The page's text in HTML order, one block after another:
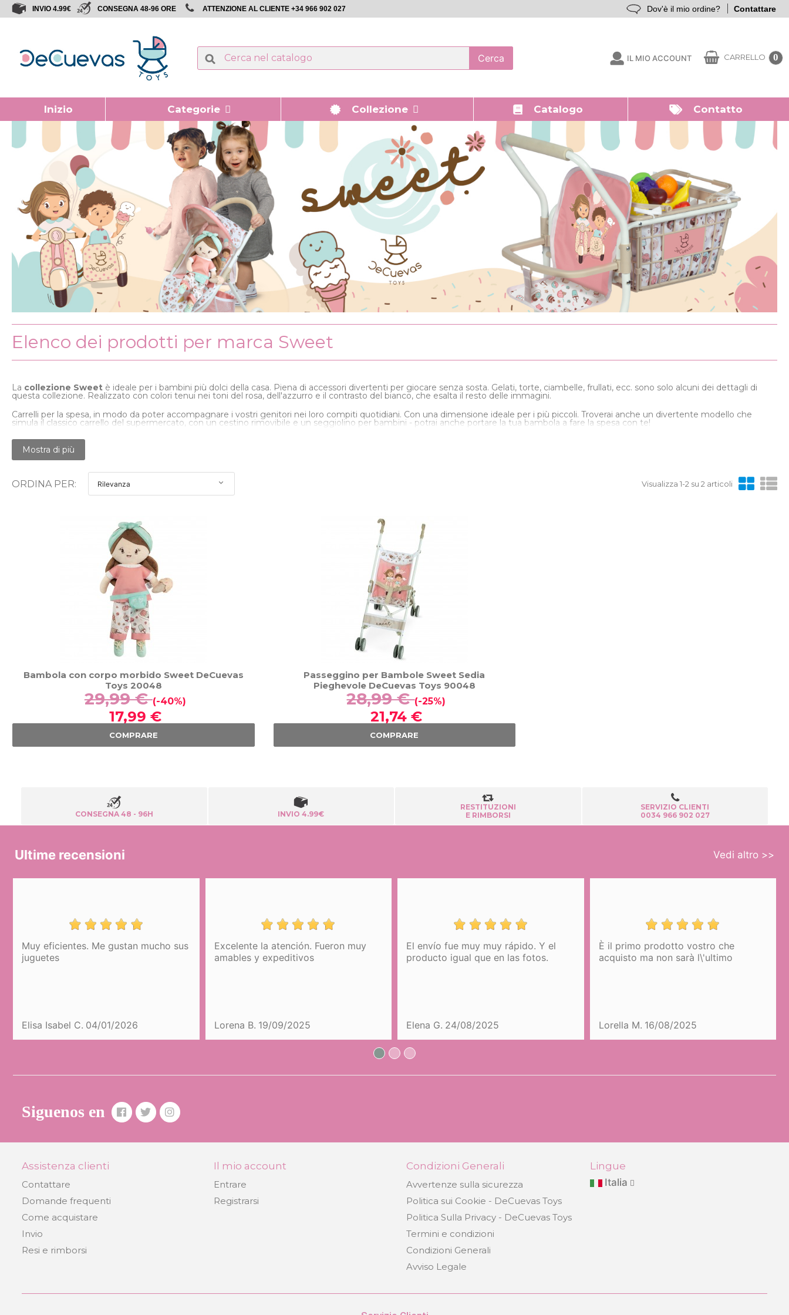
INVIO 4.99€ CONSEGNA 48-96 ORE ATTENZIONE AL CLIENTE +34 966 902 027 Dov'è il mio ordine? Contattare
Cerca IL MIO ACCOUNT CARRELLO 0
Inizio Categorie Collezione Catalogo Contatto
Elenco dei prodotti per marca Sweet
La collezione Sweet è ideale per i bambini più dolci della casa. Piena di accessori divertenti per giocare senza sosta. Gelati, torte, ciambelle, frullati, ecc. sono solo alcuni dei dettagli di
questa collezione. Realizzato con colori tenui nei toni del rosa, dell'azzurro e il contrasto del bianco, che esalta il resto delle immagini.
Carrelli per la spesa, in modo da poter accompagnare i vostri genitori nei loro compiti quotidiani. Con una dimensione ideale per i più piccoli. Troverai anche un divertente modello che
simula il classico carrello del supermercato, con un cestino rimovibile e un seggiolino per bambini - potrai anche portare la tua bambola a fare la spesa con te!
Carrozzine per bambole
hanno il loro design. Una carrozzina divertente con un design esclusivo e accessori che si possono usare al di fuori della carrozzina. Per esempio, il suo cestino, che può essere usato come
una casa per i vostri animali di peluche preferiti.
Mostra di più
ORDINA PER: Rilevanza  Visualizza 1-2 su 2 articoli
Bambola con corpo morbido Sweet DeCuevas
Toys 20048
29,99 €(-40%)
17,99 €
COMPRARE
Passeggino per Bambole Sweet Sedia
Pieghevole DeCuevas Toys 90048
28,99 €(-25%)
21,74 €
COMPRARE
CONSEGNA 48 - 96H INVIO 4.99€
RESTITUZIONI
E RIMBORSI
SERVIZIO CLIENTI
0034 966 902 027
Ultime recensioni Vedi altro >>
eficientes. Me gustan mucho sus
Isabel C. 04/01/2026
Excelente la atención. Fueron muy
amables y expeditivos
Lorena B. 19/09/2025
El envío fue muy muy rápido. Y el
producto igual que en las fotos.
Elena G. 24/08/2025
È il primo prodotto vostro che
acquisto ma non sarà l\'ultimo
Lorella M. 16/08/2025
Siguenos en
Assistenza clienti
Contattare
Domande frequenti
Come acquistare
Invio
Resi e rimborsi
Il mio account
Entrare
Registrarsi
Condizioni Generali
Avvertenze sulla sicurezza
Politica sui Cookie - DeCuevas Toys
Politica Sulla Privacy - DeCuevas Toys
Termini e condizioni
Condizioni Generali
Avviso Legale
Lingue
Italia